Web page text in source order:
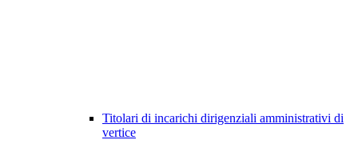
Titolari di incarichi dirigenziali amministrativi di
vertice